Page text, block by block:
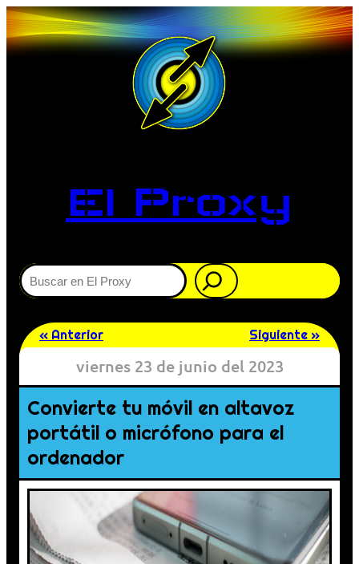
El Proxy
Buscar
« Anterior Siguiente »
viernes 23 de junio del 2023
Convierte tu móvil en altavoz
portátil o micrófono para el
ordenador